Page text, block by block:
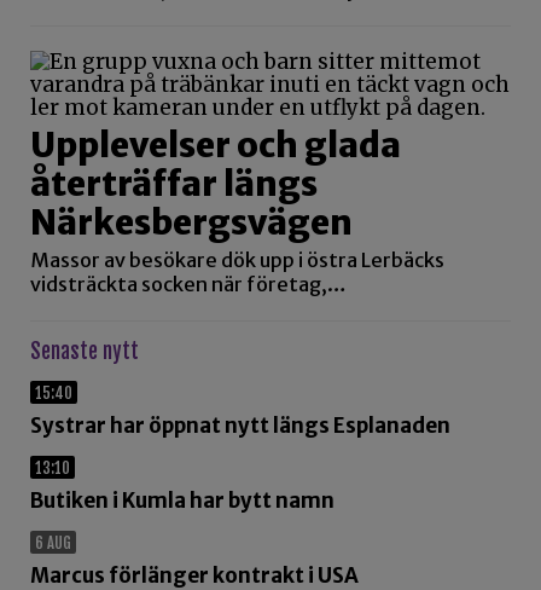
Upplevelser och glada
återträffar längs
Närkesbergsvägen
Massor av besökare dök upp i östra Lerbäcks
vidsträckta socken när företag,…
Senaste nytt
15:40
Systrar har öppnat nytt längs Esplanaden
13:10
Butiken i Kumla har bytt namn
6 AUG
Marcus förlänger kontrakt i USA